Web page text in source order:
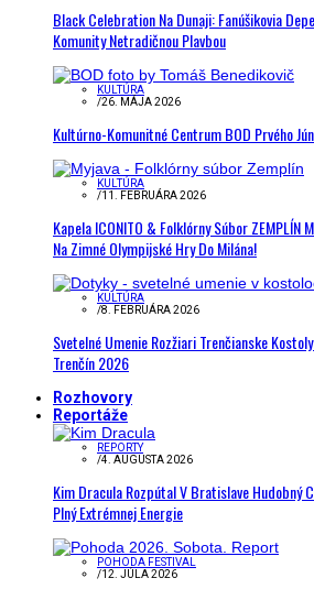
Black Celebration Na Dunaji: Fanúšikovia
Komunity Netradičnou Plavbou
KULTÚRA
/26. MÁJA 2026
Kultúrno-Komunitné Centrum BOD Prvého
KULTÚRA
/11. FEBRUÁRA 2026
Kapela ICONITO & Folklórny Súbor ZEMPLÍN
Na Zimné Olympijské Hry Do Milána!
KULTÚRA
/8. FEBRUÁRA 2026
Svetelné Umenie Rozžiari Trenčianske
Trenčín 2026
Rozhovory
Reportáže
REPORTY
/4. AUGUSTA 2026
Kim Dracula Rozpútal V Bratislave Hudobný
Plný Extrémnej Energie
POHODA FESTIVAL
/12. JÚLA 2026